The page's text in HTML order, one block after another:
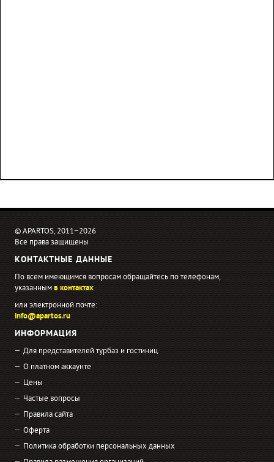
© APARTOS, 2011−2026
Все права защищены
КОНТАКТНЫЕ ДАННЫЕ
По всем имеющимся вопросам обращайтесь по телефонам,
указаннымв контактах
или электронной почте:
info@apartos.ru
ИНФОРМАЦИЯ
Для представителей турбаз и гостиниц
О платном аккаунте
Цены
Частые вопросы
Правила сайта
Оферта
Политика обработки персональных данных